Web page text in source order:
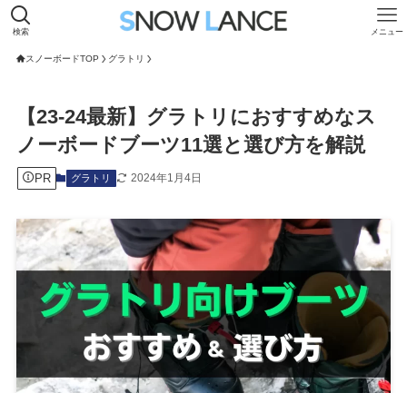
検索 メニュー
スノーボードTOP グラトリ
【23-24最新】グラトリにおすすめなス
ノーボードブーツ11選と選び方を解説
PR グラトリ 2024年1月4日